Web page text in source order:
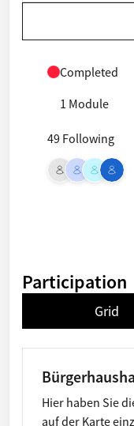
Completed
1 Module
49 Following
Participation
Grid
Hier haben Sie
auf der Karte